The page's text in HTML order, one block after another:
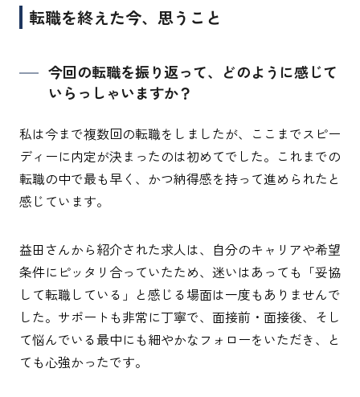
転職を終えた今、思うこと
今回の転職を振り返って、どのように感じて
いらっしゃいますか？
私は今まで複数回の転職をしましたが、ここまでスピー
ディーに内定が決まったのは初めてでした。これまでの
転職の中で最も早く、かつ納得感を持って進められたと
感じています。
益田さんから紹介された求人は、自分のキャリアや希望
条件にピッタリ合っていたため、迷いはあっても「妥協
して転職している」と感じる場面は一度もありませんで
した。サポートも非常に丁寧で、面接前・面接後、そし
て悩んでいる最中にも細やかなフォローをいただき、と
ても心強かったです。